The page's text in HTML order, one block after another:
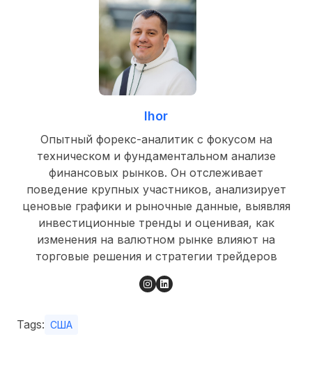
Ihor
Опытный форекс-аналитик с фокусом на
техническом и фундаментальном анализе
финансовых рынков. Он отслеживает
поведение крупных участников, анализирует
ценовые графики и рыночные данные, выявляя
инвестиционные тренды и оценивая, как
изменения на валютном рынке влияют на
торговые решения и стратегии трейдеров
Tags: США